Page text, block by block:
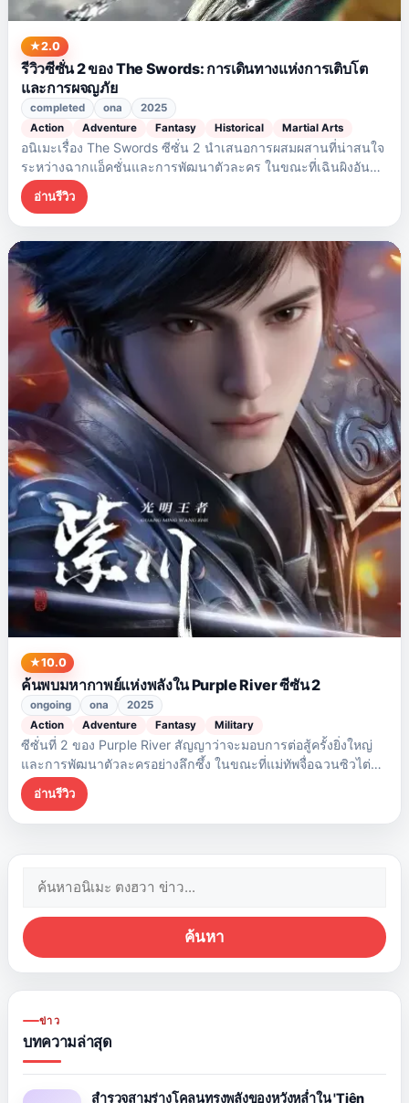
2.0
รีวิวซีซั่น 2 ของ The Swords: การเดินทางแห่งการเติบโต
และการผจญภัย
completed ona
2025
Action
Adventure Fantasy Historical Martial Arts
อนิเมะเรื่อง The Swords ซีซั่น 2 นำเสนอการผสมผสานที่น่าสนใจ
ระหว่างฉากแอ็คชั่นและการพัฒนาตัวละคร ในขณะที่เฉินผิงอัน
เผชิญกับความท้าทายอันตรายมากมายในการเดินทางไปยังเมืองต้า
ซุย
อ่านรีวิว
10.0
ค้นพบมหากาพย์แห่งพลังใน Purple River ซีซัน 2
ongoing ona
2025
Action
Adventure Fantasy Military
ซีซั่นที่ 2 ของ Purple River สัญญาว่าจะมอบการต่อสู้ครั้งยิ่งใหญ่
และการพัฒนาตัวละครอย่างลึกซึ้ง ในขณะที่แม่ทัพจื่อฉวนซิวไต่
เต้าขึ้นสู่อำนาจ ด้วยธีมของการเป็นผู้นำและความไว้วางใจที่สอด
แทรกอยู่ในเรื่องราว ซีรีส์เรื่องนี้จึงดึงดูดใจผู้ชมด้วยการสร้างโลกที่
สมบูรณ์แบบและกลยุทธ์ทางการทหารที่เข้มข้น
อ่านรีวิว
ค้นหา:
ค้นหา
ข่าว
บทความล่าสุด
สำรวจสามร่างโคลนทรงพลังของหวังหล่ำใน 'Tiên